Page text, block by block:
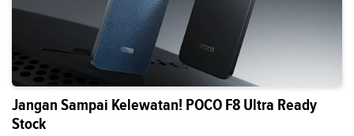
Jangan Sampai Kelewatan! POCO F8 Ultra Ready
Stock